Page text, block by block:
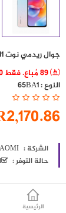
العروض
منوع
شرائح
مقارنة
اللغات
الرئيسية
جوال ريدمي نوت 11 برو بلس (5G (256+8GB ازرق مموج
النوع :65BA1
الشركة :
حالة التوفر :